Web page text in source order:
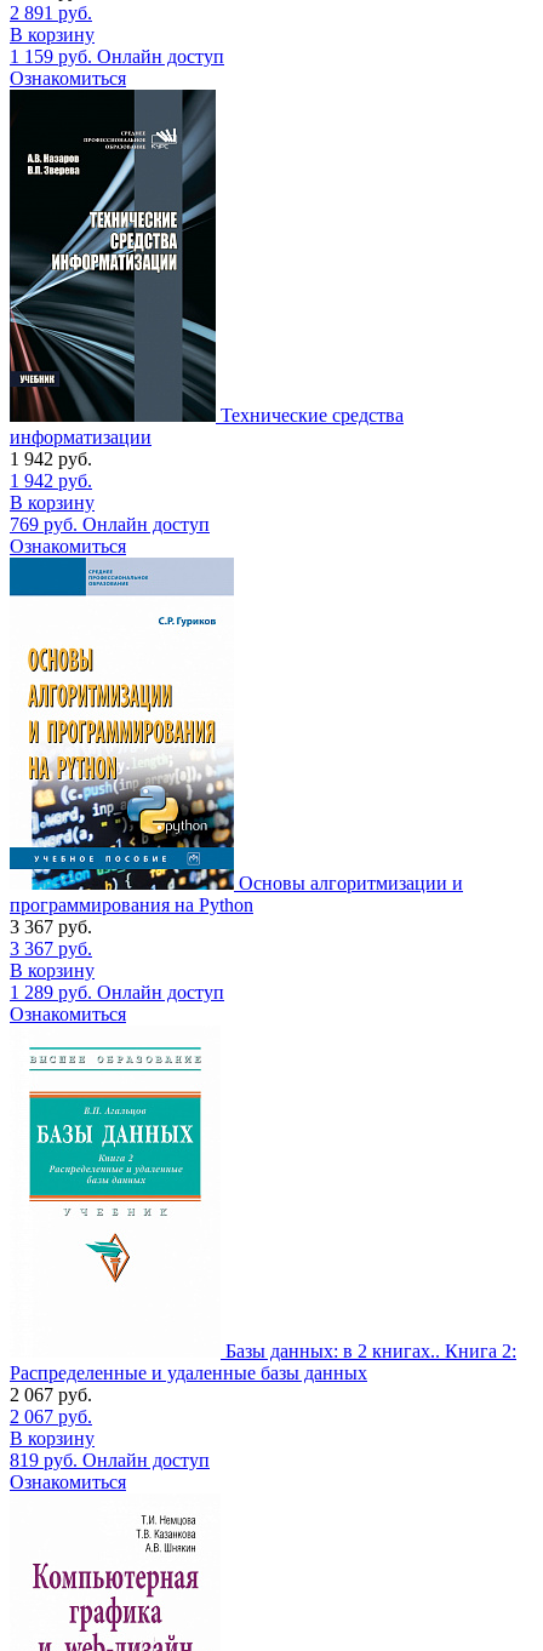
2 891 руб.
В корзину
1 159 руб. Онлайн доступ
Ознакомиться
Технические средства
информатизации
1 942 руб.
1 942 руб.
В корзину
769 руб. Онлайн доступ
Ознакомиться
Основы алгоритмизации и
программирования на Python
3 367 руб.
3 367 руб.
В корзину
1 289 руб. Онлайн доступ
Ознакомиться
Базы данных: в 2 книгах.. Книга 2:
Распределенные и удаленные базы данных
2 067 руб.
2 067 руб.
В корзину
819 руб. Онлайн доступ
Ознакомиться